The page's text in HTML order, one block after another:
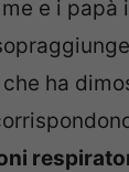
e i papà
che ha